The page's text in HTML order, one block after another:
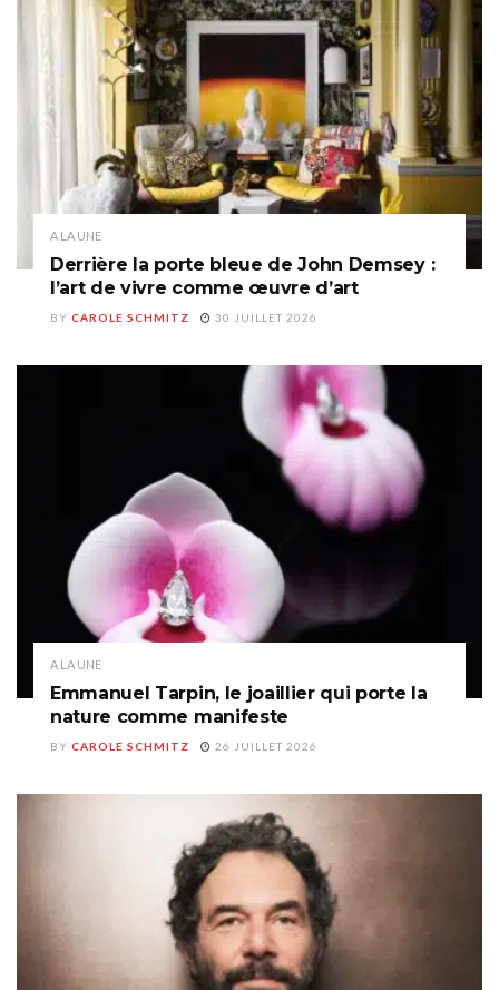
A LA UNE
Derrière la porte bleue de John Demsey :
l’art de vivre comme œuvre d’art
BY CAROLE SCHMITZ 30 JUILLET 2026
A LA UNE
Emmanuel Tarpin, le joaillier qui porte la
nature comme manifeste
BY CAROLE SCHMITZ 26 JUILLET 2026